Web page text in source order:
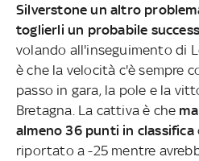
Silverstone un altro
toglierli un probabile
volando all'inseguimento di
è che la velocità c'è sempre
passo in gara, la pole e la
Bretagna. La cattiva è che
almeno 36 punti in classifica
riportato a -25 mentre